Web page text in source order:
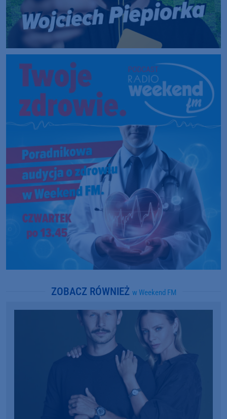
ZOBACZ RÓWNIEŻ w Weekend FM